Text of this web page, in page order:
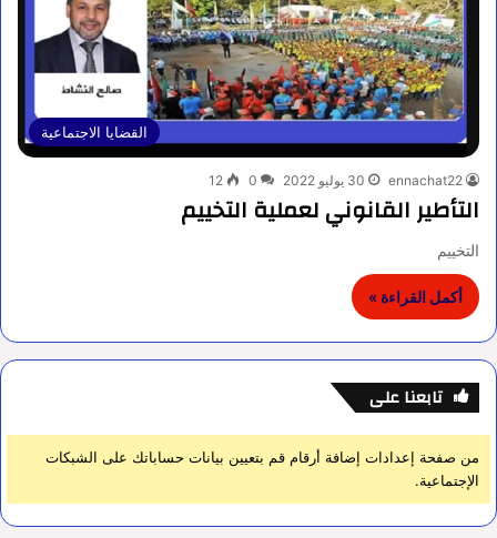
القضايا الاجتماعية
ennachat22 30 يوليو 2022 0
12
التأطير القانوني لعملية التخييم
التخييم
أكمل القراءة »
تابعنا على
من صفحة إعدادات إضافة أرقام قم بتعيين بيانات حساباتك على الشبكات
الإجتماعية.